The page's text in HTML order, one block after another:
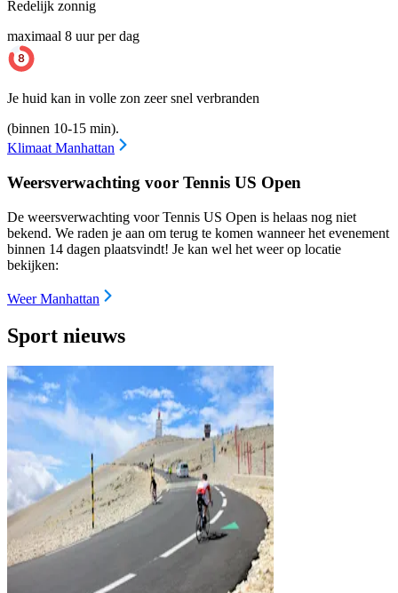
Redelijk zonnig
maximaal 8 uur per dag
Je huid kan in volle zon zeer snel verbranden
(binnen 10-15 min).
Klimaat Manhattan
Weersverwachting voor Tennis US Open
De weersverwachting voor Tennis US Open is helaas nog niet
bekend. We raden je aan om terug te komen wanneer het evenement
binnen 14 dagen plaatsvindt! Je kan wel het weer op locatie
bekijken:
Weer Manhattan
Sport nieuws